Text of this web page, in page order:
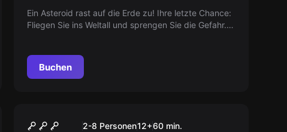
Ein Asteroid rast auf die Erde zu! Ihre letzte Chance:
Fliegen Sie ins Weltall und sprengen Sie die Gefahr.
Buchen
Revolución OLÉ
2-8 Personen12+60 min.